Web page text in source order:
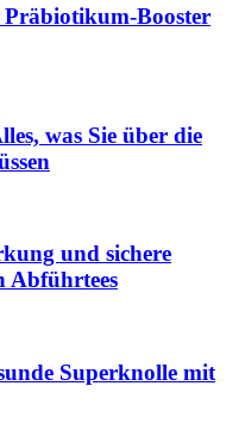
Booster
was Sie über die
und sichere
Abführtees
Superknolle mit